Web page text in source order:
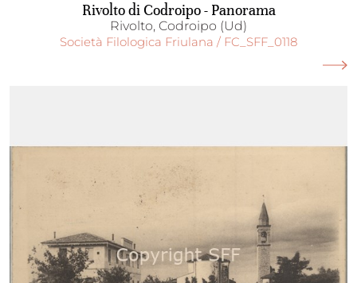
Rivolto di Codroipo - Panorama
Rivolto, Codroipo (Ud)
Società Filologica Friulana / FC_SFF_0118